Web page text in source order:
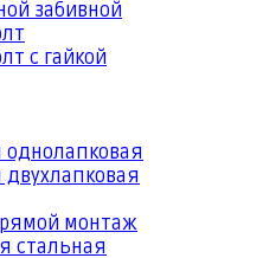
забивной
с гайкой
монтаж
стальная